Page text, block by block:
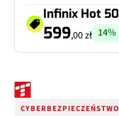
Infinix Hot
599,00 zł 14%
CYBERBEZPIECZEŃSTWO